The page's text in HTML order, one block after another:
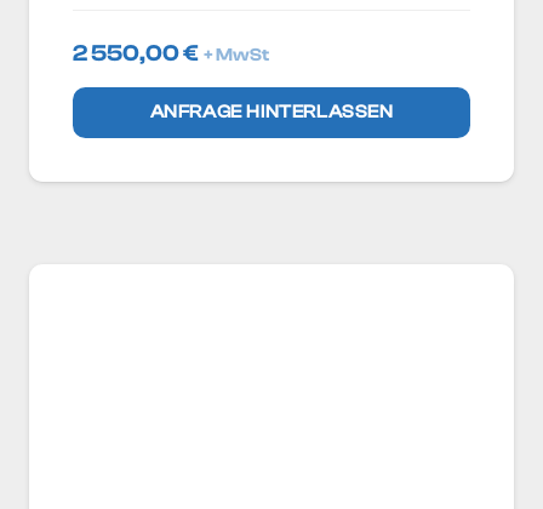
2 550,00€ + MwSt
ANFRAGE HINTERLASSEN